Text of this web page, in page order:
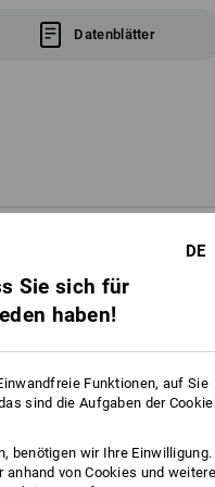
Datenblätter
BUNDFARBE
Bestens!
Mitarbeiter schnell seine
Einlagern unterschiedlicher
DE
Sie sich für
haben!
Funktionen, auf Sie
sind die Aufgaben der
benötigen wir Ihre Einwilligung.
von Cookies und